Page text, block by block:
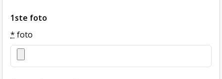
1ste foto
* foto